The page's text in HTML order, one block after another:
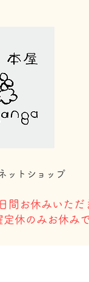
ットショップ
間お休みいただ
休のみお休みで